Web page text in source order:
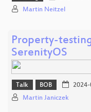
Martin Neitzel
Property-
SerenityOS
Talk BOB
Martin Janiczek